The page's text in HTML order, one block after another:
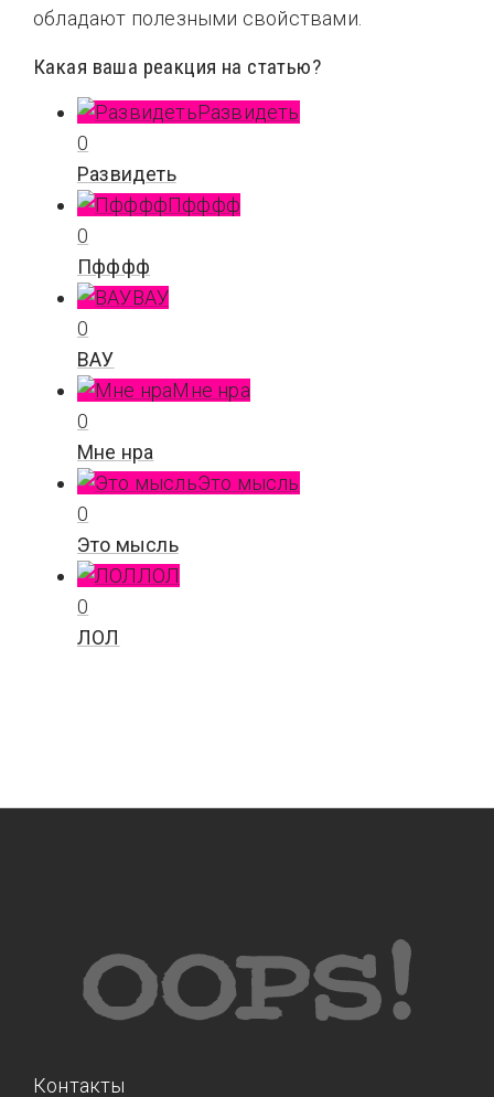
обладают полезными свойствами.
Какая ваша реакция на статью?
Развидеть
0
Развидеть
Пфффф
0
Пфффф
ВАУ
0
ВАУ
Мне нра
0
Мне нра
Это мысль
0
Это мысль
ЛОЛ
0
ЛОЛ
Контакты